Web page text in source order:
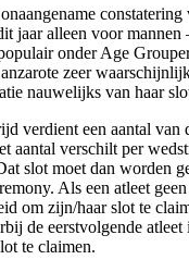
jaar alleen voor
onder Age
zeer
nauwelijks van haar
verdient een aantal van
aantal verschilt per
slot moet dan worden
Als een atleet
om zijn/haar slot te
de eerstvolgende
te claimen.